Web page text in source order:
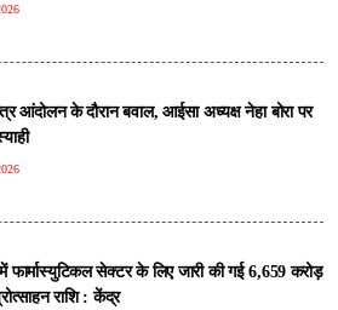
आंदोलन के दौरान बवाल, आईसा अध्यक्ष नेहा बोरा पर
फार्मास्युटिकल सेक्टर के लिए जारी की गई 6,659 करोड़
राशि : केंद्र